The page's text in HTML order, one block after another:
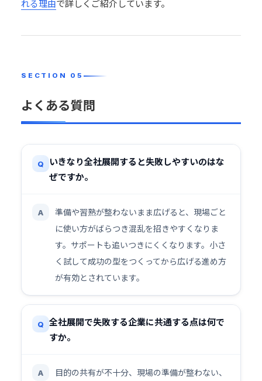
れる理由で詳しくご紹介しています。
よくある質問
Q
いきなり全社展開すると失敗しやすいのはな
ぜですか。
A
準備や習熟が整わないまま広げると、現場ごと
に使い方がばらつき混乱を招きやすくなりま
す。サポートも追いつきにくくなります。小さ
く試して成功の型をつくってから広げる進め方
が有効とされています。
Q
全社展開で失敗する企業に共通する点は何で
すか。
A
目的の共有が不十分、現場の準備が整わない、